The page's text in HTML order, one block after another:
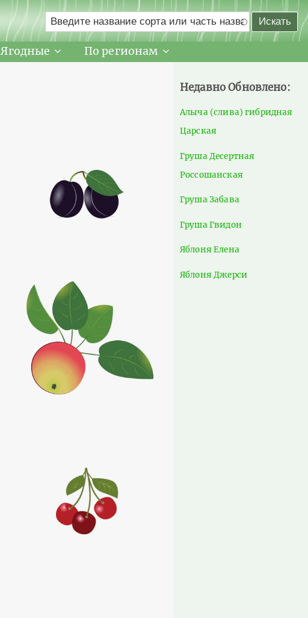
Ягодные
По регионам
Недавно Обновлено:
Алыча (слива) гибридная
Царская
Груша Десертная
Россошанская
Груша Забава
Груша Гвидон
Яблоня Елена
Яблоня Джерси